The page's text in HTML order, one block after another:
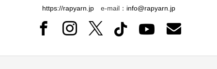
https://rapyarn.jpe-mail： info@rapyarn.jp